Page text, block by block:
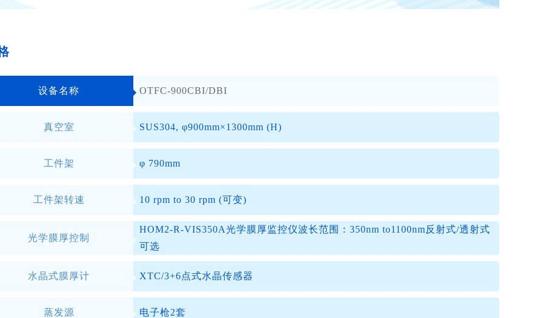
设备名称 OTFC-900CBI/DBI
真空室 SUS304, φ900mm×1300mm (H)
工件架 φ 790mm
工件架转速 10 rpm to 30 rpm (可变)
光学膜厚控制
HOM2-R-VIS350A光学膜厚监控仪波长范围：350nm to1100nm反射式/透射式
可选
水晶式膜厚计 XTC/3+6点式水晶传感器
蒸发源 电子枪2套